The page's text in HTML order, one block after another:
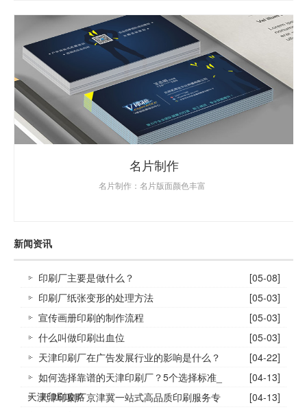
名片制作
名片制作：名片版面颜色丰富
新闻资讯
印刷厂主要是做什么？
[05-08]
印刷厂纸张变形的处理方法
[05-03]
宣传画册印刷的制作流程
[05-03]
什么叫做印刷出血位
[05-03]
天津印刷厂在广告发展行业的影响是什么？
[04-22]
如何选择靠谱的天津印刷厂？5个选择标准_
天津印刷攻略
[04-13]
天津印刷厂京津冀一站式高品质印刷服务专
[04-13]